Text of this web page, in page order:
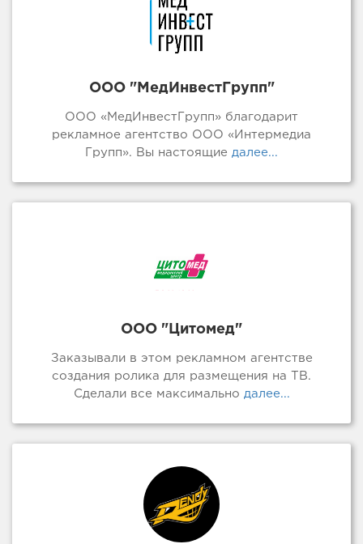
ООО "МедИнвестГрупп"
ООО «МедИнвестГрупп» благодарит
рекламное агентство ООО «Интермедиа
Групп». Вы настоящие далее...
ООО "Цитомед"
Заказывали в этом рекламном агентстве
создания ролика для размещения на ТВ.
Сделали все максимально далее...